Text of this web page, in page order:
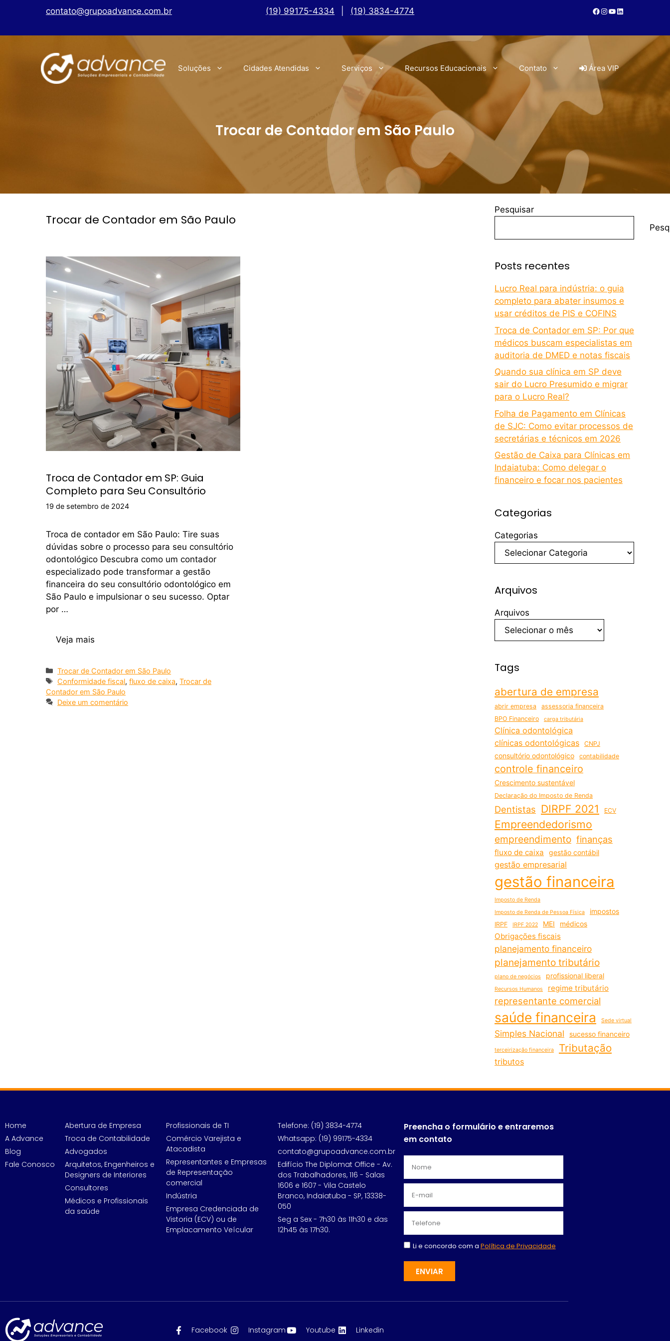
contato@grupoadvance.com.br (19) 99175-4334 (19) 3834-4774
Soluções Cidades Atendidas Serviços Recursos Educacionais Contato Área VIP
Trocar de Contador em São Paulo
Trocar de Contador em São Paulo
Troca de Contador em SP: Guia
Completo para Seu Consultório
19 de setembro de 2024
Troca de contador em São Paulo: Tire suas
dúvidas sobre o processo para seu consultório
odontológico Descubra como um contador
especializado pode transformar a gestão
financeira do seu consultório odontológico em
São Paulo e impulsionar o seu sucesso. Optar
por …
Veja mais
Trocar de Contador em São Paulo
Conformidade fiscal,fluxo de caixa,Trocar de
Contador em São Paulo
Deixe um comentário
Pesquisar
Posts recentes
Lucro Real para indústria: o guia
completo para abater insumos e
usar créditos de PIS e COFINS
Troca de Contador em SP: Por que
médicos buscam especialistas em
auditoria de DMED e notas fiscais
Quando sua clínica em SP deve
sair do Lucro Presumido e migrar
para o Lucro Real?
Folha de Pagamento em Clínicas
de SJC: Como evitar processos de
secretárias e técnicos em 2026
Gestão de Caixa para Clínicas em
Indaiatuba: Como delegar o
financeiro e focar nos pacientes
Categorias
Categorias
Arquivos
Arquivos
Tags
abertura de empresa
abrir empresa
assessoria financeira
BPO Financeiro
carga tributária
Clínica odontológica
clínicas odontológicas
CNPJ
consultório odontológico contabilidade
controle financeiro
Crescimento sustentável
Declaração do Imposto de Renda
Dentistas DIRPF 2021 ECV
Empreendedorismo
empreendimento finanças
fluxo de caixa gestão contábil
gestão empresarial
gestão financeira
Imposto de Renda
Imposto de Renda de Pessoa Física
impostos
IRPF IRPF 2022 MEI médicos
Obrigações fiscais
planejamento financeiro
planejamento tributário
plano de negócios profissional liberal
Recursos Humanos regime tributário
representante comercial
saúde financeira Sede virtual
Simples Nacional sucesso financeiro
terceirização financeira Tributação
tributos
Home
A Advance
Blog
Fale Conosco
Abertura de Empresa
Troca de Contabilidade
Advogados
Arquitetos, Engenheiros e
Designers de Interiores
Consultores
Médicos e Profissionais
da saúde
Profissionais de TI
Comércio Varejista e
Atacadista
Representantes e Empresas
de Representação
comercial
Indústria
Empresa Credenciada de
Vistoria (ECV) ou de
Emplacamento Veícular
Telefone: (19) 3834-4774
Whatsapp: (19) 99175-4334
contato@grupoadvance.com.br
Edifício The Diplomat Office - Av.
dos Trabalhadores, 116 - Salas
1606 e 1607 - Vila Castelo
Branco, Indaiatuba - SP, 13338-
050
Seg a Sex - 7h30 às 11h30 e das
12h45 às 17h30.
Preencha o formulário e entraremos
em contato
Li e concordo com a Política de Privacidade
ENVIAR
Facebook Instagram Youtube Linkedin